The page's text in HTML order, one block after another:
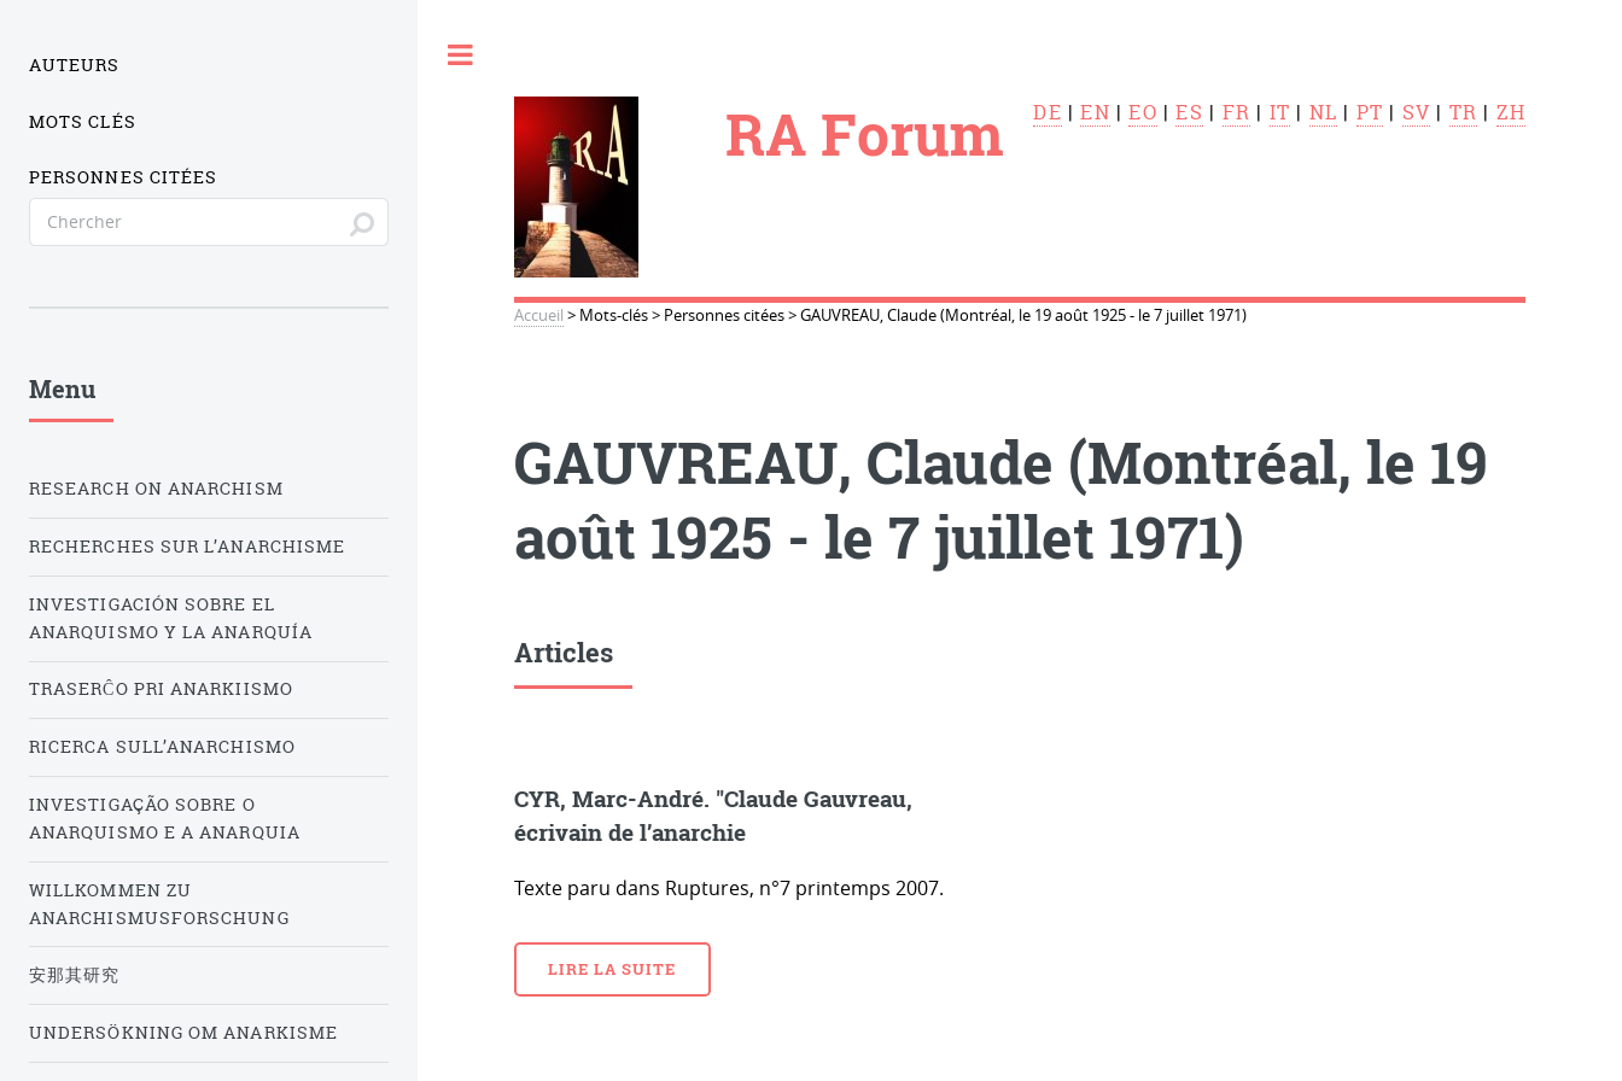
RA Forum DE |EN |EO |ES | FR | IT | NL | PT | SV | TR | ZH
Accueil > Mots-clés> Personnes citées>GAUVREAU, Claude (Montréal, le 19 août 1925 - le 7 juillet 1971)
GAUVREAU, Claude (Montréal, le 19
août 1925 - le 7 juillet 1971)
Articles
CYR, Marc-André. "Claude Gauvreau,
écrivain de l’anarchie
Texte paru dans Ruptures, n°7 printemps 2007.
LIRE LA SUITE
AUTEURS
MOTS CLÉS
PERSONNES CITÉES
Menu
RESEARCH ON ANARCHISM
RECHERCHES SUR L’ANARCHISME
INVESTIGACIÓN SOBRE EL
ANARQUISMO Y LA ANARQUÍA
TRASERĈO PRI ANARKIISMO
RICERCA SULL’ANARCHISMO
INVESTIGAÇÃO SOBRE O
ANARQUISMO E A ANARQUIA
WILLKOMMEN ZU
ANARCHISMUSFORSCHUNG
安那其研究
UNDERSÖKNING OM ANARKISME